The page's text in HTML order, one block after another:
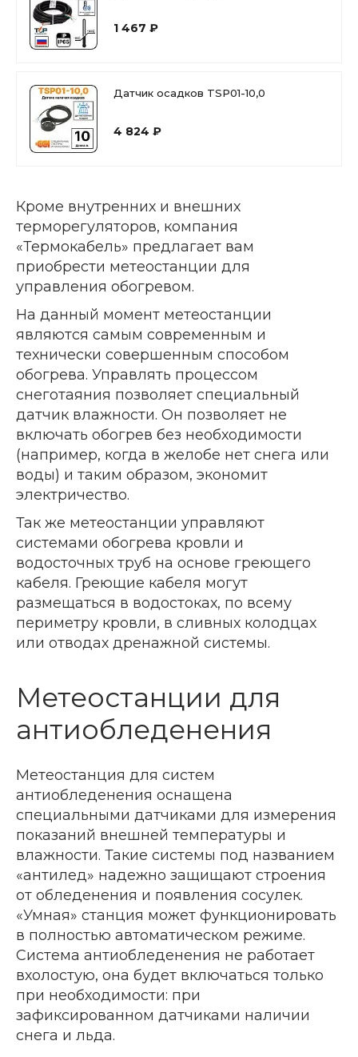
1 467 ₽
Датчик осадков TSP01-10,0
4 824 ₽
Кроме внутренних и внешних
терморегуляторов, компания
«Термокабель» предлагает вам
приобрести метеостанции для
управления обогревом.
На данный момент метеостанции
являются самым современным и
технически совершенным способом
обогрева. Управлять процессом
снеготаяния позволяет специальный
датчик влажности. Он позволяет не
включать обогрев без необходимости
(например, когда в желобе нет снега или
воды) и таким образом, экономит
электричество.
Так же метеостанции управляют
системами обогрева кровли и
водосточных труб на основе греющего
кабеля. Греющие кабеля могут
размещаться в водостоках, по всему
периметру кровли, в сливных колодцах
или отводах дренажной системы.
Метеостанции для
антиобледенения
Метеостанция для систем
антиобледенения оснащена
специальными датчиками для измерения
показаний внешней температуры и
влажности. Такие системы под названием
«антилед» надежно защищают строения
от обледенения и появления сосулек.
«Умная» станция может функционировать
в полностью автоматическом режиме.
Система антиобледенения не работает
вхолостую, она будет включаться только
при необходимости: при
зафиксированном датчиками наличии
снега и льда.